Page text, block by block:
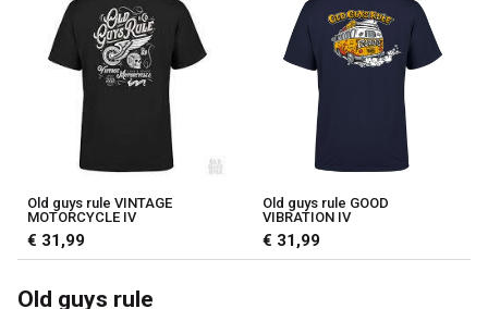
Old guys rule VINTAGE
MOTORCYCLE IV
€ 31,99
Old guys rule GOOD
VIBRATION IV
€ 31,99
Old guys rule